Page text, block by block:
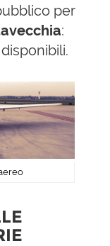
per
: